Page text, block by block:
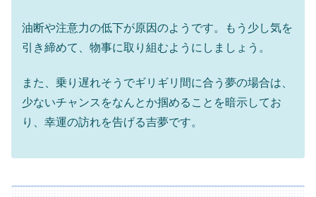
油断や注意力の低下が原因のようです。もう少し気を
引き締めて、物事に取り組むようにしましょう。
また、乗り遅れそうでギリギリ間に合う夢の場合は、
少ないチャンスをなんとか掴めることを暗示してお
り、幸運の訪れを告げる吉夢です。